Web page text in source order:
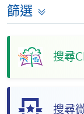
篩選
搜尋
搜尋